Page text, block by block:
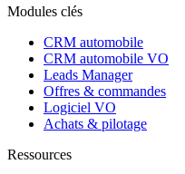
Modules clés
CRM automobile
CRM automobile VO
Leads Manager
Offres & commandes
Logiciel VO
Achats & pilotage
Ressources